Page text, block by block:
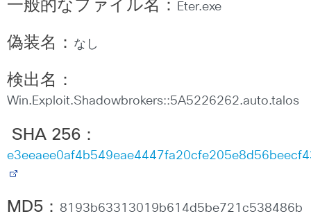
一般的なファイル名： Eter.exe
偽装名： なし
検出名：
Win.Exploit.Shadowbrokers::5A5226262.auto.talos
SHA 256 ：
MD5 ： 8193b63313019b614d5be721c538486b